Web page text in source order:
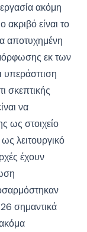
ακόμη
ακριβό είναι το
αποτυχημένη
εκ των
υπεράσπιση
σκεπτικής
να
ως στοιχείο
λειτουργικό
έχουν
σημαντικά